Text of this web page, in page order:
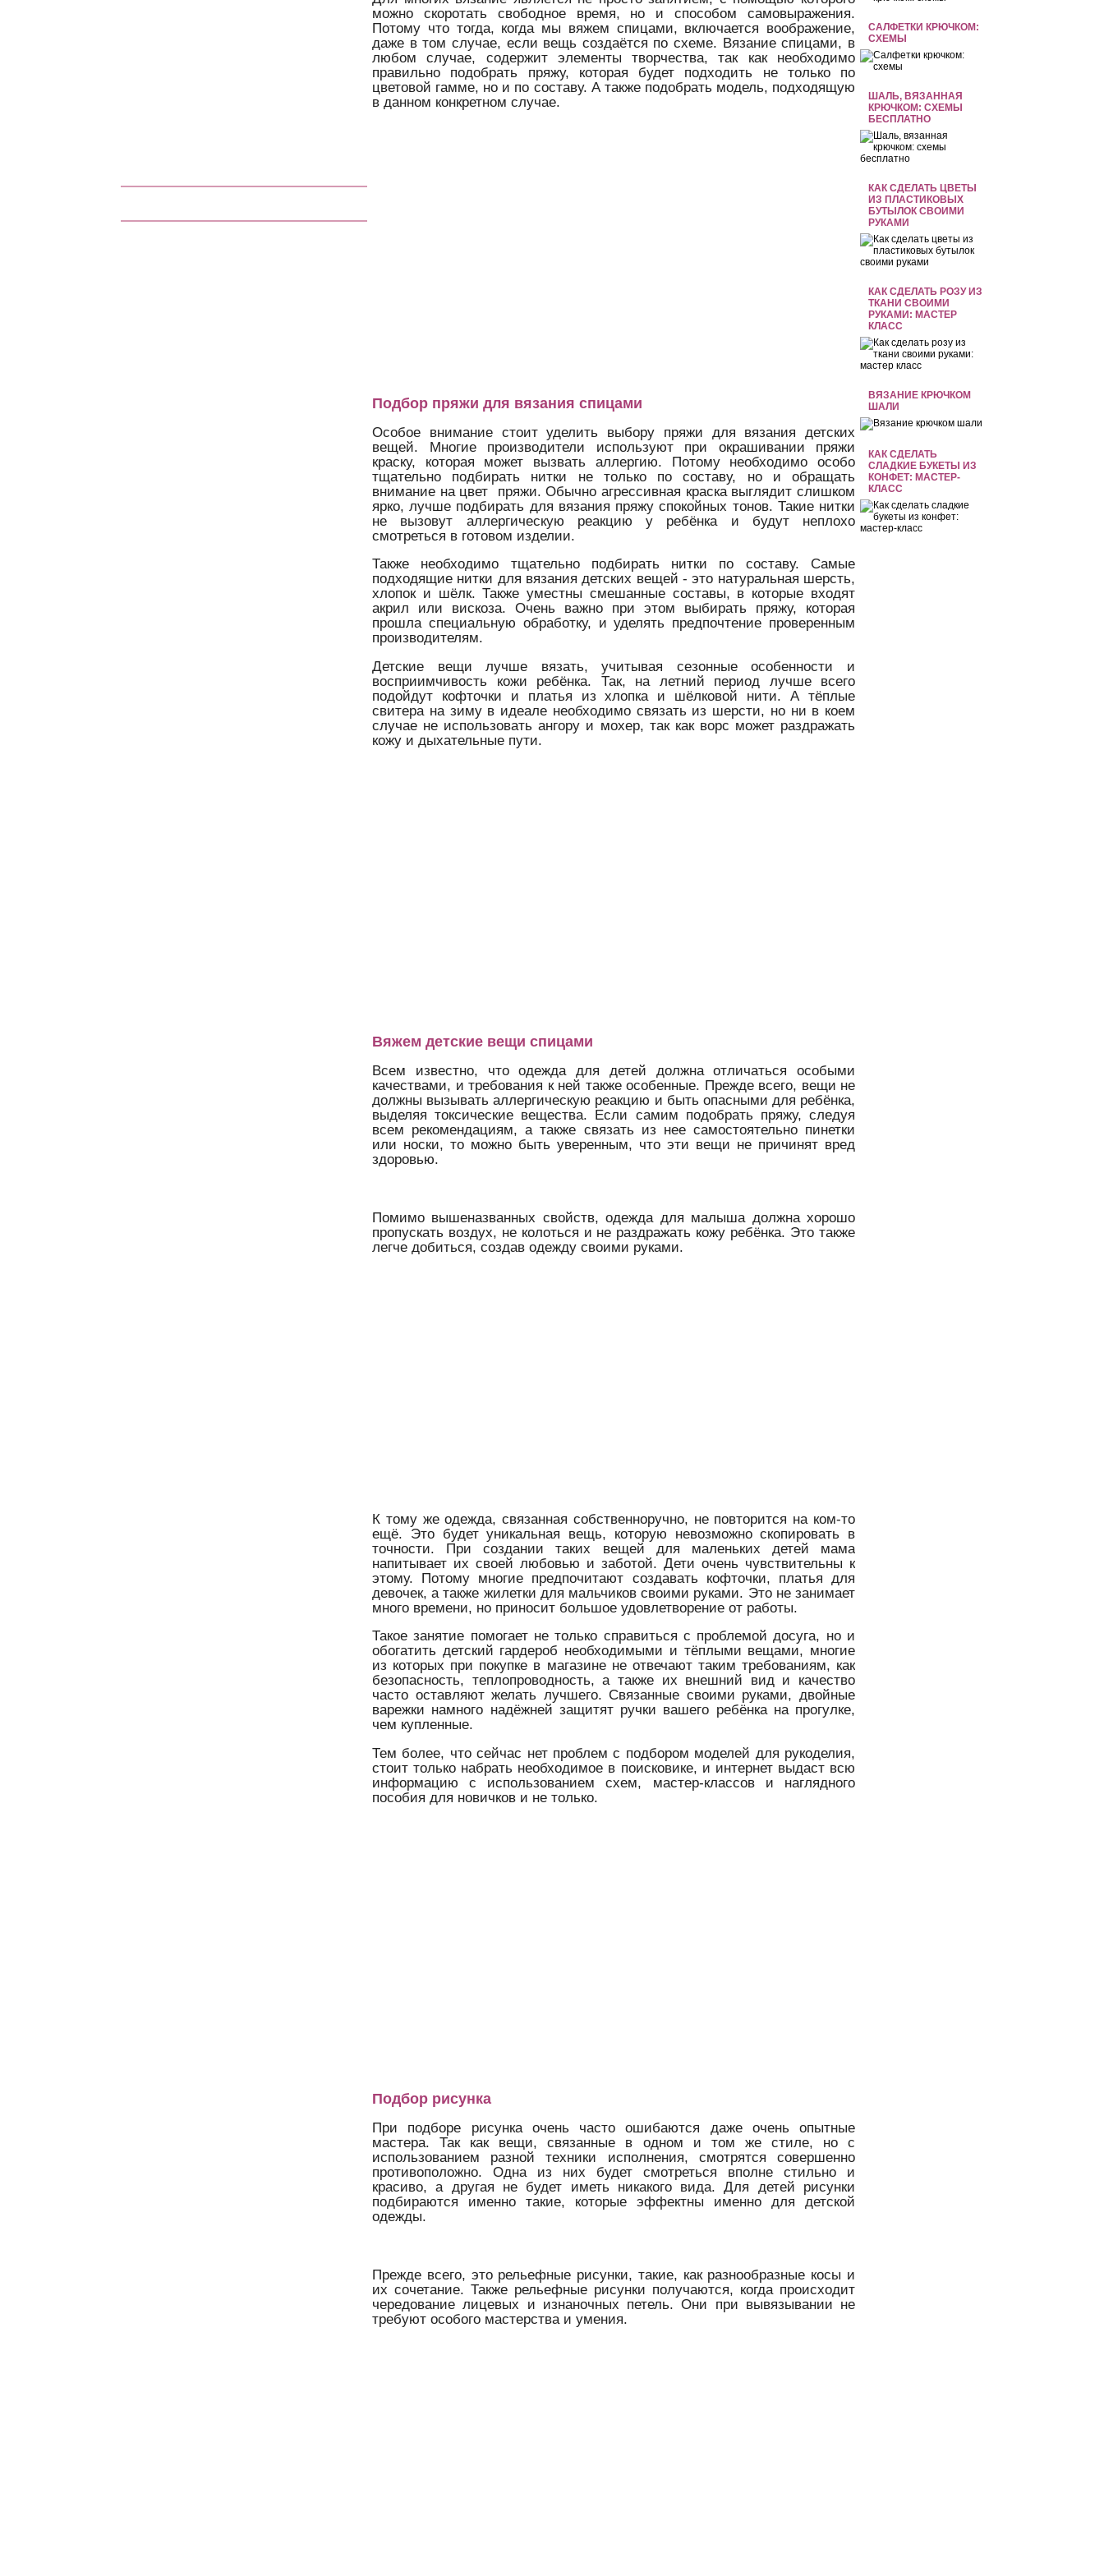
САЛФЕТКИ КРЮЧКОМ:
СХЕМЫ
ШАЛЬ, ВЯЗАННАЯ
КРЮЧКОМ: СХЕМЫ
БЕСПЛАТНО
КАК СДЕЛАТЬ ЦВЕТЫ
ИЗ ПЛАСТИКОВЫХ
БУТЫЛОК СВОИМИ
РУКАМИ
КАК СДЕЛАТЬ РОЗУ ИЗ
ТКАНИ СВОИМИ
РУКАМИ: МАСТЕР
КЛАСС
ВЯЗАНИЕ КРЮЧКОМ
ШАЛИ
КАК СДЕЛАТЬ
СЛАДКИЕ БУКЕТЫ ИЗ
КОНФЕТ: МАСТЕР-
КЛАСС
можно скоротать свободное время, но и способом самовыражения.
Потому что тогда, когда мы вяжем спицами, включается воображение,
даже в том случае, если вещь создаётся по схеме. Вязание спицами, в
любом случае, содержит элементы творчества, так как необходимо
правильно подобрать пряжу, которая будет подходить не только по
цветовой гамме, но и по составу. А также подобрать модель, подходящую
в данном конкретном случае.
Подбор пряжи для вязания спицами
Особое внимание стоит уделить выбору пряжи для вязания детских
вещей. Многие производители используют при окрашивании пряжи
краску, которая может вызвать аллергию. Потому необходимо особо
тщательно подбирать нитки не только по составу, но и обращать
внимание на цвет пряжи. Обычно агрессивная краска выглядит слишком
ярко, лучше подбирать для вязания пряжу спокойных тонов. Такие нитки
не вызовут аллергическую реакцию у ребёнка и будут неплохо
смотреться в готовом изделии.
Также необходимо тщательно подбирать нитки по составу. Самые
подходящие нитки для вязания детских вещей - это натуральная шерсть,
хлопок и шёлк. Также уместны смешанные составы, в которые входят
акрил или вискоза. Очень важно при этом выбирать пряжу, которая
прошла специальную обработку, и уделять предпочтение проверенным
производителям.
Детские вещи лучше вязать, учитывая сезонные особенности и
восприимчивость кожи ребёнка. Так, на летний период лучше всего
подойдут кофточки и платья из хлопка и шёлковой нити. А тёплые
свитера на зиму в идеале необходимо связать из шерсти, но ни в коем
случае не использовать ангору и мохер, так как ворс может раздражать
кожу и дыхательные пути.
Вяжем детские вещи спицами
Всем известно, что одежда для детей должна отличаться особыми
качествами, и требования к ней также особенные. Прежде всего, вещи не
должны вызывать аллергическую реакцию и быть опасными для ребёнка,
выделяя токсические вещества. Если самим подобрать пряжу, следуя
всем рекомендациям, а также связать из нее самостоятельно пинетки
или носки, то можно быть уверенным, что эти вещи не причинят вред
здоровью.
Помимо вышеназванных свойств, одежда для малыша должна хорошо
пропускать воздух, не колоться и не раздражать кожу ребёнка. Это также
легче добиться, создав одежду своими руками.
К тому же одежда, связанная собственноручно, не повторится на ком-то
ещё. Это будет уникальная вещь, которую невозможно скопировать в
точности. При создании таких вещей для маленьких детей мама
напитывает их своей любовью и заботой. Дети очень чувствительны к
этому. Потому многие предпочитают создавать кофточки, платья для
девочек, а также жилетки для мальчиков своими руками. Это не занимает
много времени, но приносит большое удовлетворение от работы.
Такое занятие помогает не только справиться с проблемой досуга, но и
обогатить детский гардероб необходимыми и тёплыми вещами, многие
из которых при покупке в магазине не отвечают таким требованиям, как
безопасность, теплопроводность, а также их внешний вид и качество
часто оставляют желать лучшего. Связанные своими руками, двойные
варежки намного надёжней защитят ручки вашего ребёнка на прогулке,
чем купленные.
Тем более, что сейчас нет проблем с подбором моделей для рукоделия,
стоит только набрать необходимое в поисковике, и интернет выдаст всю
информацию с использованием схем, мастер-классов и наглядного
пособия для новичков и не только.
Подбор рисунка
При подборе рисунка очень часто ошибаются даже очень опытные
мастера. Так как вещи, связанные в одном и том же стиле, но с
использованием разной техники исполнения, смотрятся совершенно
противоположно. Одна из них будет смотреться вполне стильно и
красиво, а другая не будет иметь никакого вида. Для детей рисунки
подбираются именно такие, которые эффектны именно для детской
одежды.
Прежде всего, это рельефные рисунки, такие, как разнообразные косы и
их сочетание. Также рельефные рисунки получаются, когда происходит
чередование лицевых и изнаночных петель. Они при вывязывании не
требуют особого мастерства и умения.